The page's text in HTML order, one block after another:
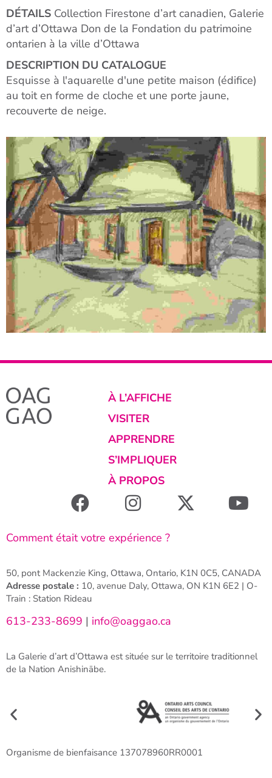
DÉTAILS Collection Firestone d’art canadien, Galerie
d’art d’Ottawa Don de la Fondation du patrimoine
ontarien à la ville d’Ottawa
DESCRIPTION DU CATALOGUE
Esquisse à l'aquarelle d'une petite maison (édifice)
au toit en forme de cloche et une porte jaune,
recouverte de neige.
À L’AFFICHE
VISITER
APPRENDRE
S’IMPLIQUER
À PROPOS
Comment était votre expérience ?
50, pont Mackenzie King, Ottawa, Ontario, K1N 0C5, CANADA
Adresse postale : 10, avenue Daly, Ottawa, ON K1N 6E2 | O-
Train : Station Rideau
613-233-8699 | info@oaggao.ca
La Galerie d’art d’Ottawa est située sur le territoire traditionnel
de la Nation Anishinābe.
Organisme de bienfaisance 137078960RR0001